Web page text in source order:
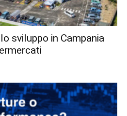
sviluppo in Campania